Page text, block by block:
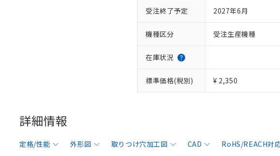
受注終了予定 2027年6月
機種区分 受注生産機種
在庫状況
標準価格(税別) ¥ 2,350
詳細情報
定格/性能 外形図 取りつけ穴加工図 CAD RoHS/REACH対